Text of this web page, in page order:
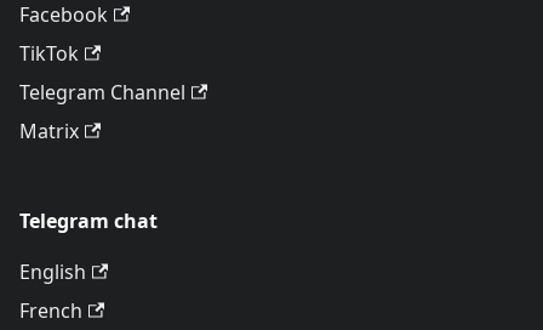
Facebook
TikTok
Telegram Channel
Matrix
Telegram chat
English
French